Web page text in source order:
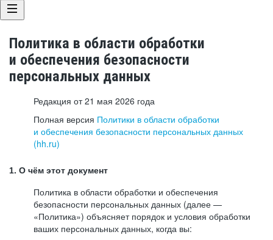
Политика в области обработки
и обеспечения безопасности
персональных данных
Редакция от 21 мая 2026 года
Полная версия Политики в области обработки
и обеспечения безопасности персональных данных
(hh.ru)
1. О чём этот документ
Политика в области обработки и обеспечения
безопасности персональных данных (далее —
«Политика») объясняет порядок и условия обработки
ваших персональных данных, когда вы: